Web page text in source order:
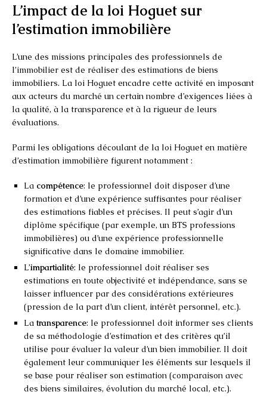
L’impact de la loi Hoguet sur
l’estimation immobilière
L’une des missions principales des professionnels de
l’immobilier est de réaliser des estimations de biens
immobiliers. La loi Hoguet encadre cette activité en imposant
aux acteurs du marché un certain nombre d’exigences liées à
la qualité, à la transparence et à la rigueur de leurs
évaluations.
Parmi les obligations découlant de la loi Hoguet en matière
d’estimation immobilière figurent notamment :
La compétence: le professionnel doit disposer d’une
formation et d’une expérience suffisantes pour réaliser
des estimations fiables et précises. Il peut s’agir d’un
diplôme spécifique (par exemple, un BTS professions
immobilières) ou d’une expérience professionnelle
significative dans le domaine immobilier.
L’impartialité: le professionnel doit réaliser ses
estimations en toute objectivité et indépendance, sans se
laisser influencer par des considérations extérieures
(pression de la part d’un client, intérêt personnel, etc.).
La transparence: le professionnel doit informer ses clients
de sa méthodologie d’estimation et des critères qu’il
utilise pour évaluer la valeur d’un bien immobilier. Il doit
également leur communiquer les éléments sur lesquels il
se base pour réaliser son estimation (comparaison avec
des biens similaires, évolution du marché local, etc.).